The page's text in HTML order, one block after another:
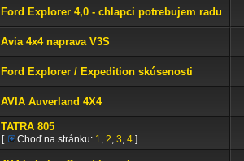
Ford Explorer 4,0 - chlapci potrebujem radu
Avia 4x4 naprava V3S
Ford Explorer / Expedition skúsenosti
AVIA Auverland 4X4
TATRA 805
[ Choď na stránku: 1, 2, 3, 4 ]